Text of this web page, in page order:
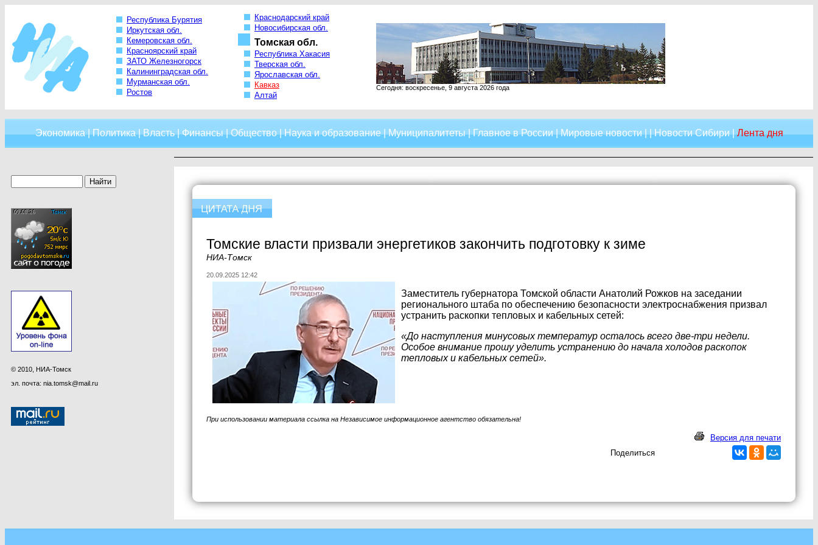
Республика Бурятия
Иркутская обл.
Кемеровская обл.
Красноярский край
ЗАТО Железногорск
Калининградская обл.
Мурманская обл.
Ростов
Краснодарский край
Новосибирская обл.
Томская обл.
Республика Хакасия
Тверская обл.
Ярославская обл.
Кавказ
Алтай
Сегодня: воскресенье, 9 августа 2026 года
Экономика|Политика|Власть|Финансы|Общество|Наука и образование|Муниципалитеты|Главное в России|Мировые новости| |Новости Сибири|Лента дня
© 2010, НИА-Томск
эл. почта: nia.tomsk@mail.ru
Томские власти призвали энергетиков закончить подготовку к зиме
НИА-Томск
20.09.2025 12:42
Заместитель губернатора Томской области Анатолий Рожков на заседании
регионального штаба по обеспечению безопасности электроснабжения призвал
устранить раскопки тепловых и кабельных сетей:
«До наступления минусовых температур осталось всего две-три недели.
Особое внимание прошу уделить устранению до начала холодов раскопок
тепловых и кабельных сетей».
При использовании материала ссылка на Независимое информационное агентство обязательна!
Версия для печати
Поделиться